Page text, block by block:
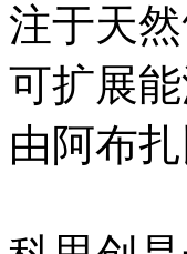
注于天
可扩展
由阿布